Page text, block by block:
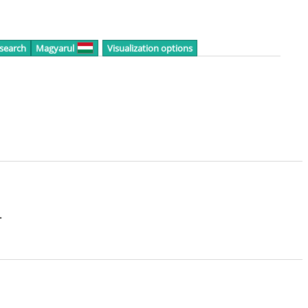
Magyarul Visualization options